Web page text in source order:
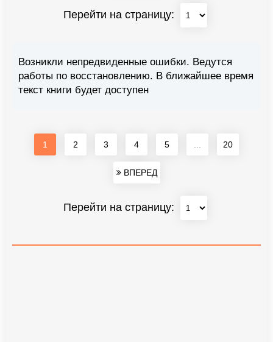
Перейти на страницу:
Возникли непредвиденные ошибки. Ведутся
работы по восстановлению. В ближайшее время
текст книги будет доступен
1 2 3 4 5 20
ВПЕРЕД
Перейти на страницу: